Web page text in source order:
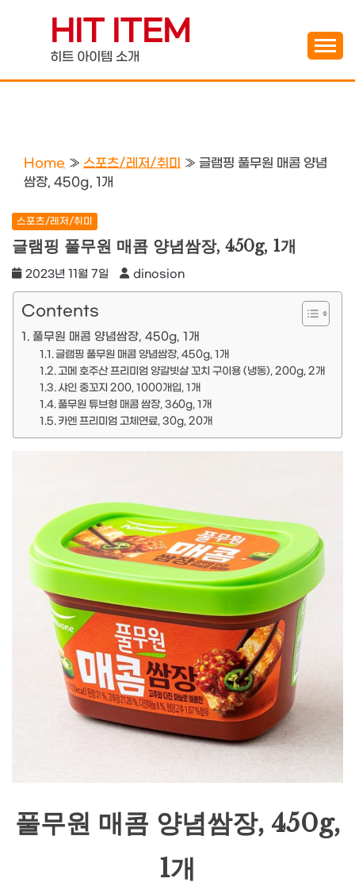
contentHIT ITEM
히트 아이템 소개
Home » 스포츠/레저/취미 » 글램핑 풀무원 매콤 양념
쌈장, 450g, 1개
스포츠/레저/취미
글램핑 풀무원 매콤 양념쌈장, 450g, 1개
2023년 11월 7일 dinosion
Contents
풀무원 매콤 양념쌈장, 450g, 1개
글램핑 풀무원 매콤 양념쌈장, 450g, 1개
고메 호주산 프리미엄 양갈빗살 꼬치 구이용 (냉동), 200g, 2개
샤인 중꼬지 200, 1000개입, 1개
풀무원 튜브형 매콤 쌈장, 360g, 1개
카엔 프리미엄 고체연료, 30g, 20개
풀무원 매콤 양념쌈장, 450g,
1개